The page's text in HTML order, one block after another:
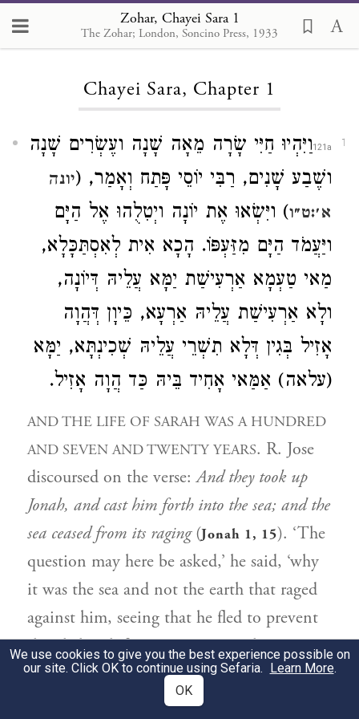
Zohar, Chayei Sara 1
The Zohar; London, Soncino Press, 1933
Loading...
Chayei Sara, Chapter 1
1
וַיִּהְיוּ חַיִּי שָׂרָה מֵאָה שָׁנָה ועֶשְׂרִים שָׁנָה
ושֶׁבַע שָׁנִים, רַבִּי יוֹסֵי פָּתַח וְאָמַר, (יונה
א׳:ט״ו) ויִּשְׂאוּ אֶת יוֹנָה ויְטִלֻהוּ אֶל הַיָּם
ויַּעֲמֹד הַיָּם מִזַּעְפּוֹ. הָכָא אִית לְאִסְתַּכָּלָא,
מַאי טַעְמָא אַרְעִישַׁת יַמָּא עֲלֵיהּ דְּיוֹנָה,
ולָא אַרְעִישַׁת עֲלֵיהּ אַרְעָא, כֵּיוָן דְּהֲוָה
אָזִיל בְּגִין דְּלָא תִשְׁרֵי עֲלֵיהּ שְׁכִינְתָּא, יַמָּא
(עלאה) אַמַּאי אָחִיד בֵּיהּ כַּד הֲוָה אָזִיל.
AND THE LIFE OF SARAH WAS A HUNDRED
AND SEVEN AND TWENTY YEARS. R. Jose
discoursed on the verse:And they took up
Jonah, and cast him forth into the sea; and the
sea ceased from its raging(Jonah 1, 15). ‘The
question may here be asked,’ he said, ‘why
it was the sea and not the earth that raged
against him, seeing that he fled to prevent
the Shekinah from resting upon him.
אֶלָא וַדַּאי מִלָּה בְּאַתְרֵיהּ הֲוָה. יַם, תְּנַן יַם
We use cookies to give you the best experience possible on
our site. Click OK to continue using Sefaria. Learn More.
OK